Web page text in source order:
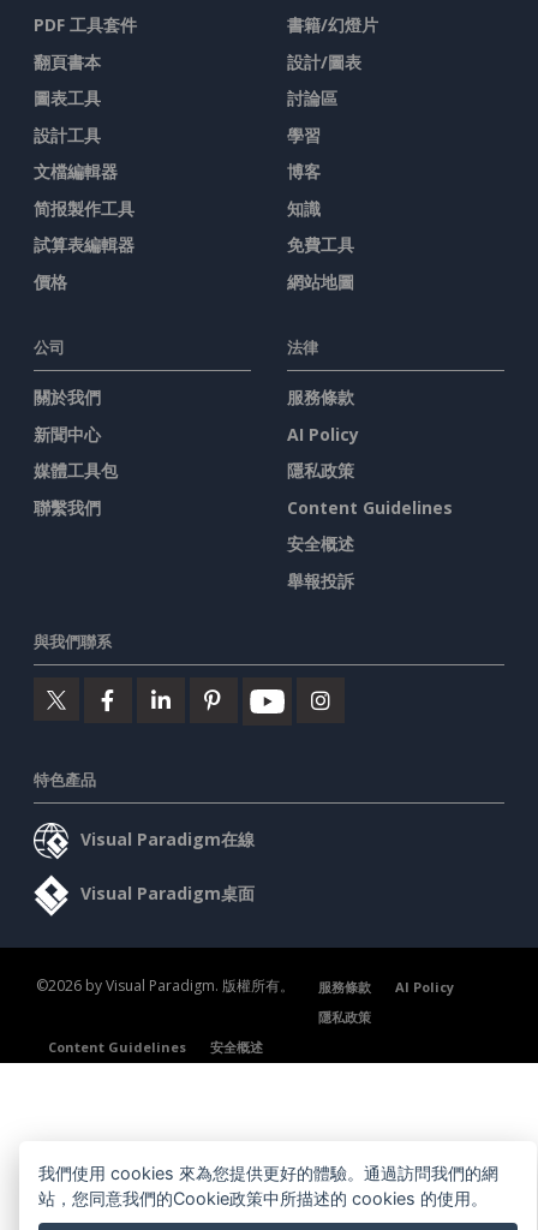
PDF 工具套件
翻頁書本
圖表工具
設計工具
文檔編輯器
简报製作工具
試算表編輯器
價格
書籍/幻燈片
設計/圖表
討論區
學習
博客
知識
免費工具
網站地圖
公司
關於我們
新聞中心
媒體工具包
聯繫我們
法律
服務條款
AI Policy
隱私政策
Content Guidelines
安全概述
舉報投訴
與我們聯系
特色產品
Visual Paradigm在線
Visual Paradigm桌面
©2026 by Visual Paradigm. 版權所有。 服務條款
AI Policy
隱私政策
Content Guidelines
安全概述
我們使用 cookies 來為您提供更好的體驗。通過訪問我們的網
站，您同意我們的Cookie政策中所描述的 cookies 的使用。